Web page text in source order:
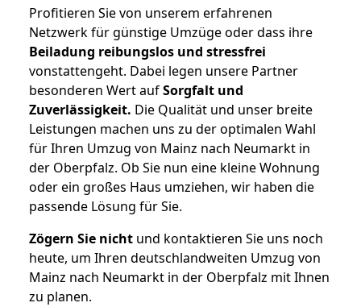
Profitieren Sie von unserem erfahrenen
Netzwerk für günstige Umzüge oder dass ihre
Beiladung reibungslos und stressfrei
vonstattengeht. Dabei legen unsere Partner
besonderen Wert aufSorgfalt und
Zuverlässigkeit. Die Qualität und unser breite
Leistungen machen uns zu der optimalen Wahl
für Ihren Umzug von Mainz nach Neumarkt in
der Oberpfalz. Ob Sie nun eine kleine Wohnung
oder ein großes Haus umziehen, wir haben die
passende Lösung für Sie.
Zögern Sie nicht und kontaktieren Sie uns noch
heute, um Ihren deutschlandweiten Umzug von
Mainz nach Neumarkt in der Oberpfalz mit Ihnen
zu planen.